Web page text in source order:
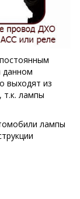
данном
выходят из
т.к. лампы
лампы